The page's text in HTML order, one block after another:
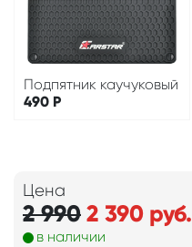
Подпятник каучуковый
490 Р
Цена
2 9902 390 руб.
в наличии